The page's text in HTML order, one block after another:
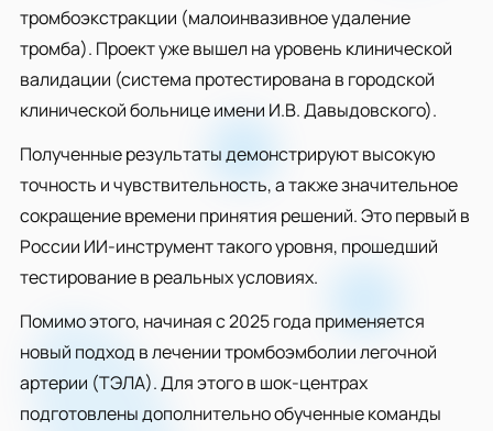
тромбоэкстракции (малоинвазивное удаление
тромба). Проект уже вышел на уровень клинической
валидации (система протестирована в городской
клинической больнице имени И.В. Давыдовского).
Полученные результаты демонстрируют высокую
точность и чувствительность, а также значительное
сокращение времени принятия решений. Это первый в
России ИИ-инструмент такого уровня, прошедший
тестирование в реальных условиях.
Помимо этого, начиная с 2025 года применяется
новый подход в лечении тромбоэмболии легочной
артерии (ТЭЛА). Для этого в шок-центрах
подготовлены дополнительно обученные команды